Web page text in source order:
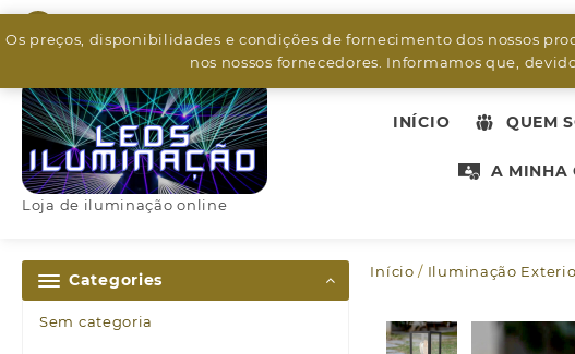
Os preços, disponibilidades e condições de fornecimento dos nossos
nos nossos fornecedores. Informamos que,
Skip
to
Loja de iluminação online
INÍCIO QUEM
A MINHA
Categories
Sem categoria
Início / Iluminação